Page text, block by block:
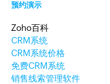
预约演示
Zoho百科
CRM系统
CRM系统价格
免费CRM系统
销售线索管理软件